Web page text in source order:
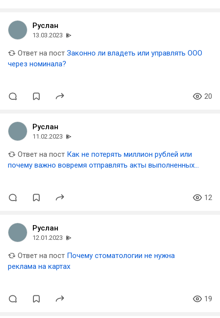
Руслан
13.03.2023
Ответ на пост Законно ли владеть или управлять ООО
через номинала?
20
Руслан
11.02.2023
Ответ на пост Как не потерять миллион рублей или
почему важно вовремя отправлять акты выполненных
12
Руслан
12.01.2023
Ответ на пост Почему стоматологии не нужна
реклама на картах
19